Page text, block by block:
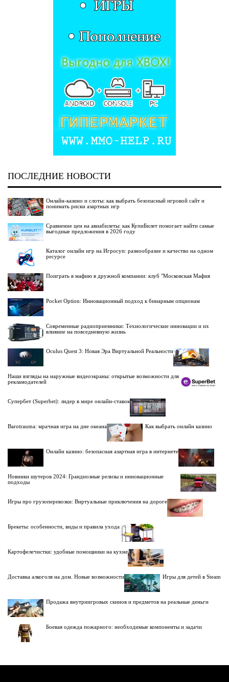
ПОСЛЕДНИЕ НОВОСТИ
Онлайн-казино и слоты: как выбрать безопасный игровой сайт и
понимать риски азартных игр
Сравнение цен на авиабилеты: как КупиБилет помогает найти самые
выгодные предложения в 2026 году
Каталог онлайн игр на Игросуп: разнообразие и качество на одном
ресурсе
Поиграть в мафию в дружной компании: клуб "Московская Мафия
Pocket Option: Инновационный подход к бинарным опционам
Современные радиоприемники: Технологические инновации и их
влияние на повседневную жизнь
Oculus Quest 3: Новая Эра Виртуальной Реальности
Наши взгляды на наружные видеоэкраны: открытые возможности для
рекламодателей
Супербет (Superbet): лидер в мире онлайн-ставок
Barotrauma: мрачная игра на дне океана Как выбрать онлайн казино
Онлайн казино: безопасная азартная игра в интернете
Новинки шутеров 2024: Грандиозные релизы и инновационные
подходы
Игры про грузоперевозки: Виртуальные приключения на дороге
Брекеты: особенности, виды и правила ухода
Картофелечистки: удобные помощники на кухне
Доставка алкоголя на дом. Новые возможности Игры для детей в Steam
Продажа внутриигровых скинов и предметов на реальные деньги
Боевая одежда пожарного: необходимые компоненты и задачи